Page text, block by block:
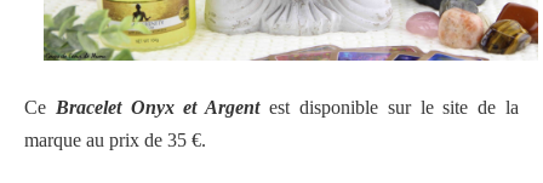
Ce Bracelet Onyx et Argentest disponible sur le site de la
marque au prix de 35 €.